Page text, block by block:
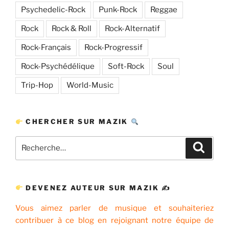
Psychedelic-Rock Punk-Rock Reggae
Rock Rock & Roll Rock-Alternatif
Rock-Français Rock-Progressif
Rock-Psychédélique Soft-Rock Soul
Trip-Hop World-Music
CHERCHER SUR MAZIK
pour
DEVENEZ AUTEUR SUR MAZIK ✍
Vous aimez parler de musique et souhaiteriez
contribuer à ce blog en rejoignant notre équipe de